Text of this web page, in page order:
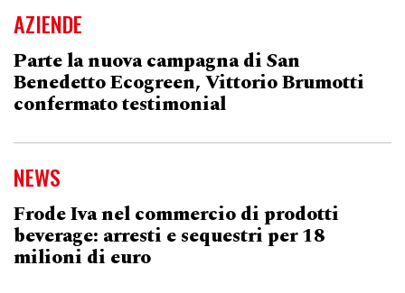
AZIENDE
Parte la nuova campagna di San
Benedetto Ecogreen, Vittorio Brumotti
confermato testimonial
NEWS
Frode Iva nel commercio di prodotti
beverage: arresti e sequestri per 18
milioni di euro